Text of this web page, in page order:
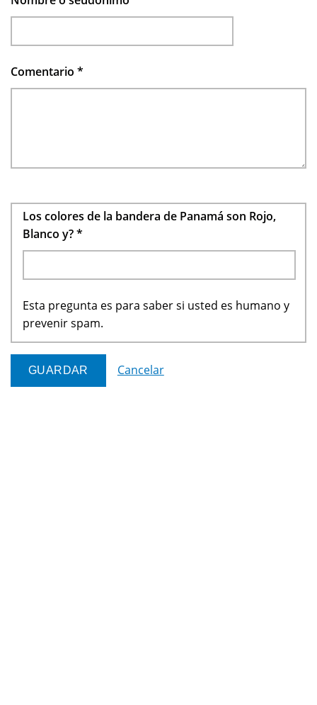
Comentario *
Los colores de la bandera de Panamá son Rojo,
Blanco y?*
Esta pregunta es para saber si usted es humano y
prevenir spam.
Cancelar